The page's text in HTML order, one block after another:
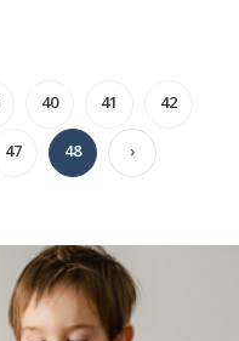
40 41 42
47 48 ›